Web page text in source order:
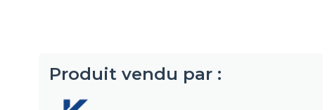
Produit vendu par :